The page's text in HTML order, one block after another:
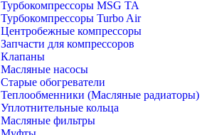
Турбокомпрессоры MSG TA
Турбокомпрессоры Turbo Air
Центробежные компрессоры
Запчасти для компрессоров
Клапаны
Масляные насосы
Старые обогреватели
Теплообменники (Масляные радиаторы)
Уплотнительные кольца
Масляные фильтры